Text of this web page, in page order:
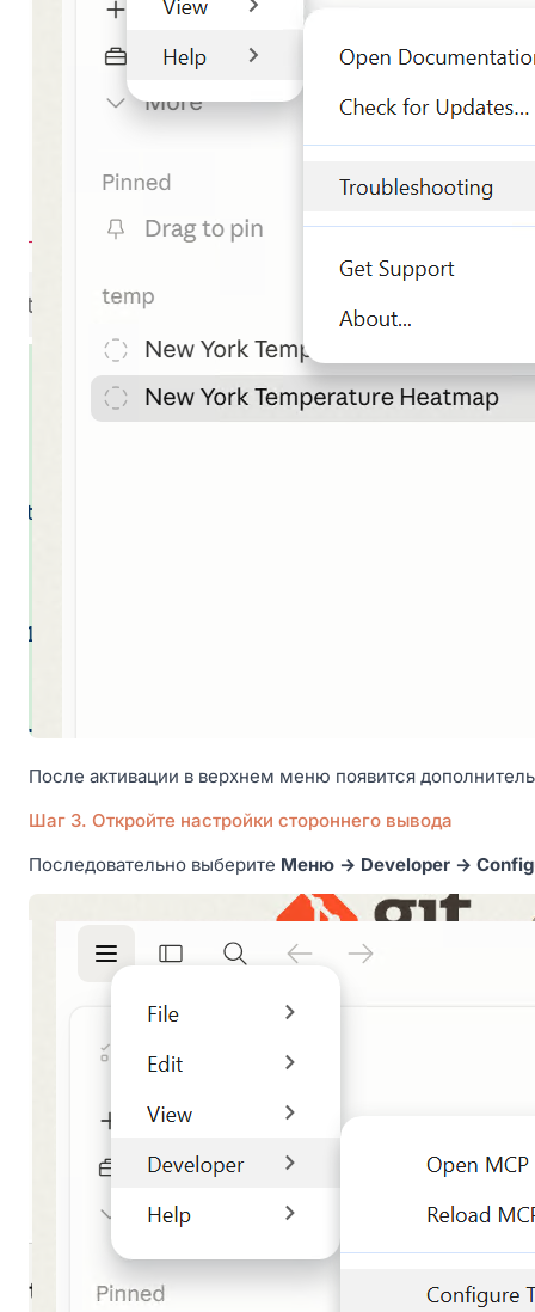
После активации в верхнем меню появится
Шаг 3. Откройте настройки стороннего вывода
Последовательно выберите Меню → Developer →